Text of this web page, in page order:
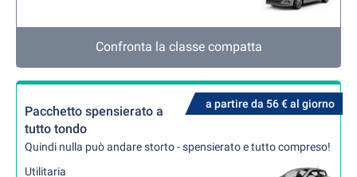
Confronta la classe compatta
a partire da 56 € al giorno
Pacchetto spensierato a
tutto tondo
Quindi nulla può andare storto - spensierato e tutto compreso!
Utilitaria